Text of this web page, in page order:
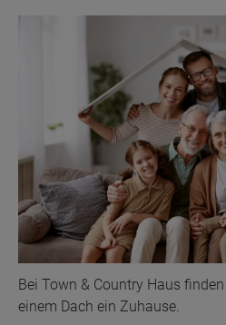
Bei Town & Country Haus
einem Dach ein Zuhause.